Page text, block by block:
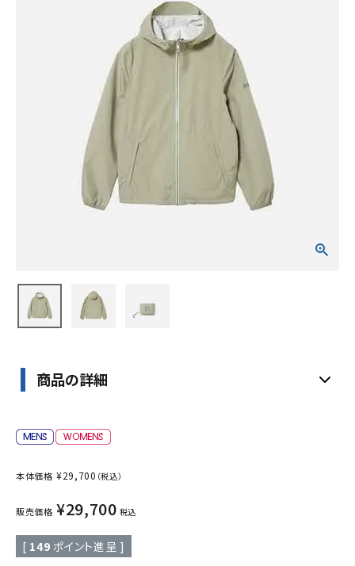
INFORMATIOM
お問い合わせ
商品の詳細
本体価格 ¥29,700 （税込）
販売価格 ¥29,700 税込
[ 149 ポイント進呈 ]